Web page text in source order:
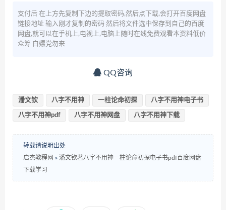
支付后 在上方先复制下边的提取密码,然后点下载,会打开百度网盘
链接地址 输入刚才复制的密码 然后将文件选中保存到自己的百度
网盘,就可以在手机上,电视上,电脑上随时在线免费观看本资料低价
众筹 白嫖党勿来
QQ咨询
潘文钦 八字不用神 一柱论命初探 八字不用神电子书
八字不用神pdf 八字不用神网盘 八字不用神下载
转载请说明出处
启杰教程网 » 潘文钦著八字不用神一柱论命初探电子书pdf百度网盘
下载学习